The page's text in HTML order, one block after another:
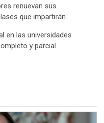
renuevan sus
que impartirán.
en las universidades
y parcial .